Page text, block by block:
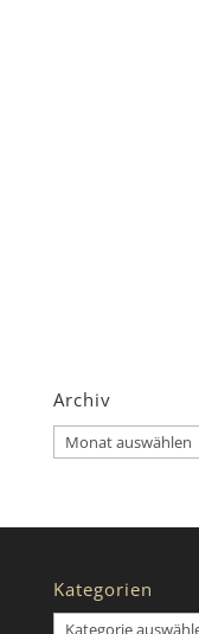
Archiv
Archiv
Kategorien
Kategorien